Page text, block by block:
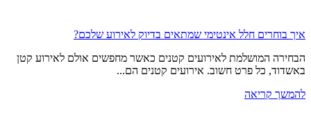
איך בוחרים חלל אינטימי שמתאים בדיוק לאירוע שלכם?
הבחירה המושלמת לאירועים קטנים כאשר מחפשים אולם לאירוע קטן
באשדוד, כל פרט חשוב. אירועים קטנים הם...
להמשך קריאה